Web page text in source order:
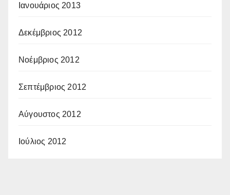
Ιανουάριος 2013
Δεκέμβριος 2012
Νοέμβριος 2012
Σεπτέμβριος 2012
Αύγουστος 2012
Ιούλιος 2012